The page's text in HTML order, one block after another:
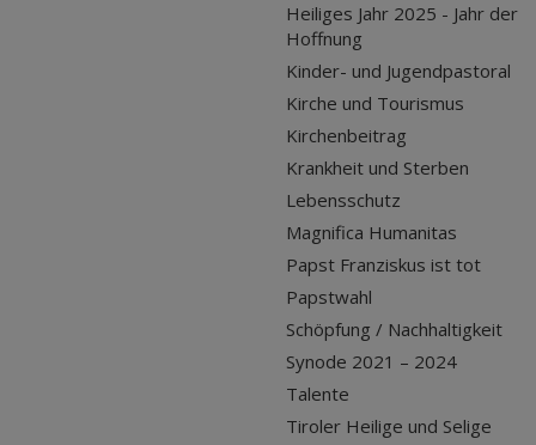
Heiliges Jahr 2025 - Jahr der
Hoffnung
Kinder- und Jugendpastoral
Kirche und Tourismus
Kirchenbeitrag
Krankheit und Sterben
Lebensschutz
Magnifica Humanitas
Papst Franziskus ist tot
Papstwahl
Schöpfung / Nachhaltigkeit
Synode 2021 – 2024
Talente
Tiroler Heilige und Selige